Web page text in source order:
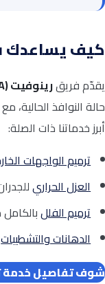
كيف يساعدك
يقدّم فريقرينوفيت (RenovatKSA)
حالة النوافذ
أبرز خدماتنا ذات الصلة:
ترميم الواجهات
العزل الحراري
ترميم الفلل
الدهانات والتشطيبات
شوف تفاصيل خدمة